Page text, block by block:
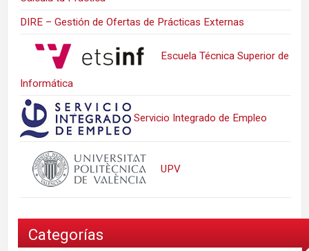
DIRE – Gestión de Ofertas de Prácticas Externas
Escuela Técnica Superior de
Informática
Servicio Integrado de Empleo
UPV
Categorías